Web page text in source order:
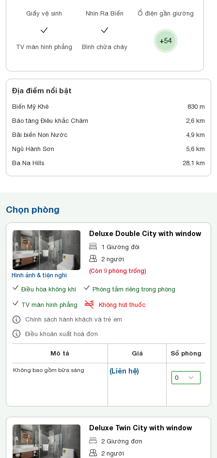
Giấy vệ sinh Nhìn Ra Biển Ổ điện gần giường
TV màn hình phẳng Bình chữa cháy
+54
Địa điểm nổi bật
Biển Mỹ Khê
830 m
Bảo tàng Điêu khắc Chăm
2,6 km
Bãi biển Non Nước
4,9 km
Ngũ Hành Sơn
5,6 km
Ba Na Hills
28,1 km
Chọn phòng
Hình ảnh & tiện nghi
Deluxe Double City with window
1 Giường đôi
2 người
(Còn 9 phòng trống)
Điều hòa không khí Phòng tắm riêng trong phòng
TV màn hình phẳng
Không hút thuốc
Chính sách hành khách và trẻ em
Điều khoản xuất hoá đơn
Mô tả Giá Số phòng
(Liên hệ)
Không bao gồm bữa sáng
Deluxe Twin City with window
2 Giường đơn
2 người